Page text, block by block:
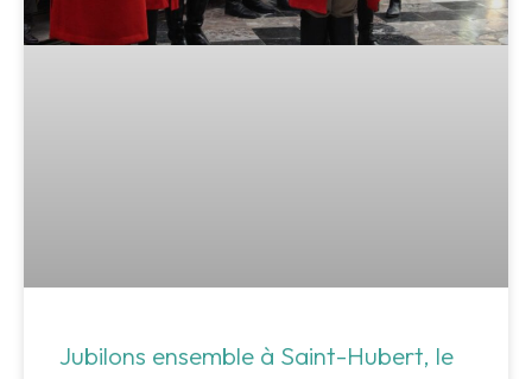
Jubilons ensemble à Saint-Hubert, le